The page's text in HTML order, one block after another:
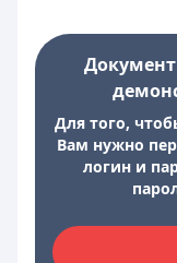
Для того,
Вам нужно
логин и